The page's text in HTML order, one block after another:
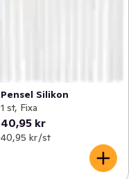
Pensel Silikon
1 st, Fixa
40,95 kr
40,95 kr /st